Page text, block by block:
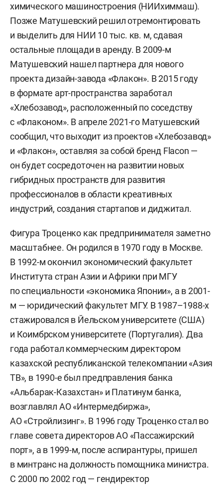
химического машиностроения (НИИхиммаш).
Позже Матушевский решил отремонтировать
и выделить для НИИ 10 тыс. кв. м, сдавая
остальные площади в аренду. В 2009-м
Матушевский нашел партнера для нового
проекта дизайн-завода «Флакон». В 2015 году
в формате арт-пространства заработал
«Хлебозавод», расположенный по соседству
с «Флаконом». В апреле 2021-го Матушевский
сообщил, что выходит из проектов «Хлебозавод»
и «Флакон», оставляя за собой бренд Flacon —
он будет сосредоточен на развитии новых
гибридных пространств для развития
профессионалов в области креативных
индустрий, создания стартапов и диджитал.
Фигура Троценко как предпринимателя заметно
масштабнее. Он родился в 1970 году в Москве.
В 1992-м окончил экономический факультет
Института стран Азии и Африки при МГУ
по специальности «экономика Японии», а в 2001-
м — юридический факультет МГУ. В 1987–1988-х
стажировался в Йельском университете (США)
и Коимбрском университете (Португалия). Два
года работал коммерческим директором
казахской республиканской телекомпании «Азия
ТВ», в 1990-е был предправления банка
«Альбарак-Казахстан» и Платинум банка,
возглавлял АО «Интермедбиржа»,
АО «Стройлизинг». В 1996 году Троценко стал во
главе совета директоров АО «Пассажирский
порт», а в 1999-м, после аспирантуры, пришел
в минтранс на должность помощника министра.
С 2000 по 2002 год — гендиректор